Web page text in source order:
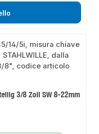
3/8 Zoll SW 8-22mm